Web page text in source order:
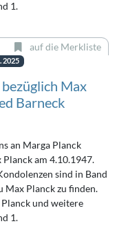
1.
auf die Merkliste
2025
Max
Barneck
an Marga Planck
Planck am 4.10.1947.
sind in Band
Max Planck zu finden.
und weitere
1.